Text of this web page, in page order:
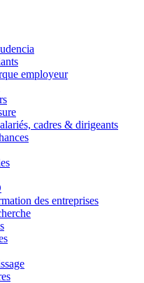
employeur
cadres & dirigeants
des entreprises